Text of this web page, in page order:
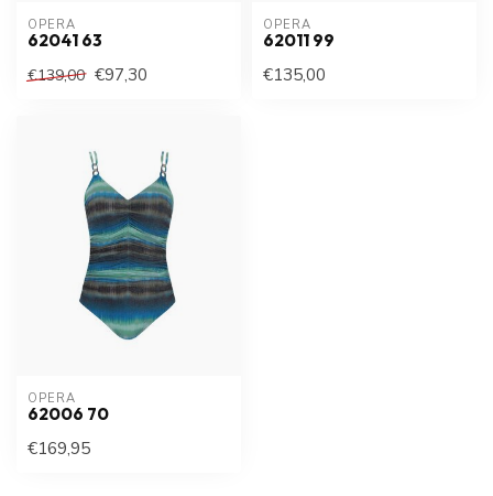
OPERA
62041 63
€139,00 €97,30
OPERA
62011 99
€135,00
OPERA
62006 70
€169,95